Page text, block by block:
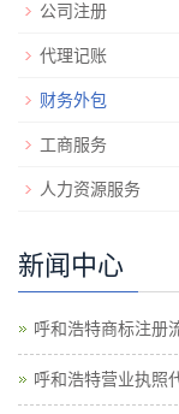
公司注册
代理记账
财务外包
工商服务
人力资源服务
新闻中心
呼和浩特商标注册
呼和浩特营业执照